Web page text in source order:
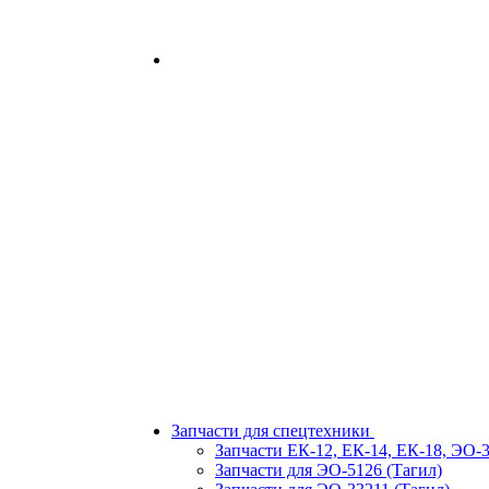
Запчасти для спецтехники
Запчасти ЕК-12, ЕК-14, ЕК-18, ЭО-
Запчасти для ЭО-5126 (Тагил)